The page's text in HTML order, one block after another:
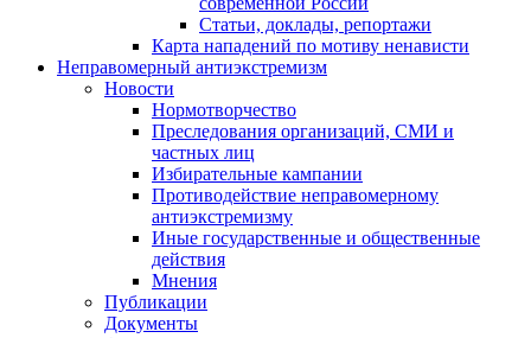
Статьи, доклады, репортажи
Карта нападений по мотиву ненависти
Неправомерный антиэкстремизм
Новости
Нормотворчество
Преследования организаций, СМИ и
частных лиц
Избирательные кампании
Противодействие неправомерному
антиэкстремизму
Иные государственные и общественные
действия
Мнения
Публикации
Документы